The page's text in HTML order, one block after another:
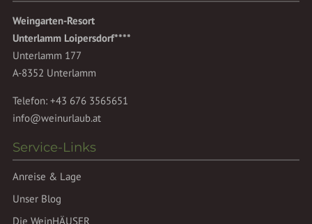
Weingarten-Resort
Unterlamm Loipersdorf****
Unterlamm 177
A-8352 Unterlamm
Telefon:+43 676 3565651
info@weinurlaub.at
Service-Links
Anreise & Lage
Unser Blog
Die WeinHÄUSER